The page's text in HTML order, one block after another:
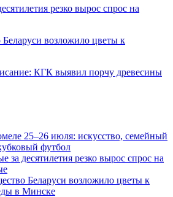
резко вырос спрос на
возложило цветы к
КГК выявил порчу древесины
25–26 июля: искусство, семейный
футбол
за десятилетия резко вырос спрос на
Беларуси возложило цветы к
в Минске